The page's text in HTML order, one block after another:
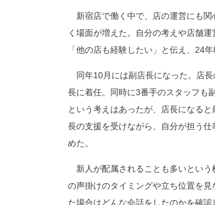
新宿店で働く中で、店の運営にも関
く場面が増えた。自分の考えや店舗
「他の店も経験したい」と伝え、24
同年10月には副店長になった。店
長に着任。同時に3番手のスタッフも
という考えはあったが、店長になる
長の支援を受けながら、自分が担う
めた。
新人が配属されることも多いという
の声掛けのタイミングや立ち位置を
た場合はどんな会話をしたのかを確